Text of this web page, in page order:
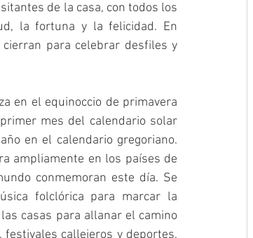
de la casa, con todos los
la fortuna y la felicidad. En
para celebrar desfiles y
en el equinoccio de primavera
mes del calendario solar
en el calendario gregoriano.
ampliamente en los países de
conmemoran este día. Se
folclórica para marcar la
casas para allanar el camino
callejeros y deportes,